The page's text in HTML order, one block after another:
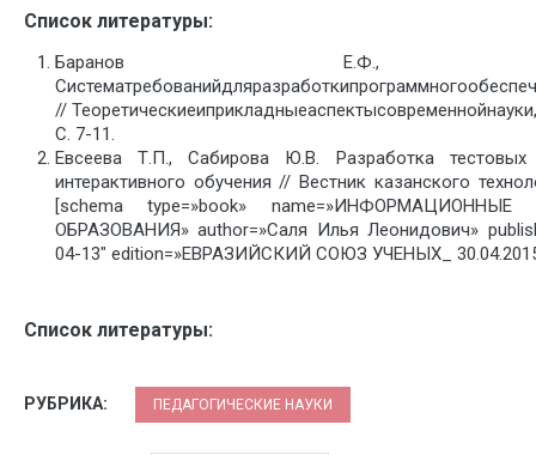
Список литературы:
Баранов Е.Ф.,
//
С. 7-11.
Евсеева Т.П., Сабирова Ю.В. Разработка
интерактивного обучения // Вестник казанского
[schema type=»book»
ОБРАЗОВАНИЯ» author=»Саля Илья Леонидович»
04-13″ edition=»ЕВРАЗИЙСКИЙ СОЮЗ УЧЕНЫХ_
Список литературы:
РУБРИКА: ПЕДАГОГИЧЕСКИЕ НАУКИ